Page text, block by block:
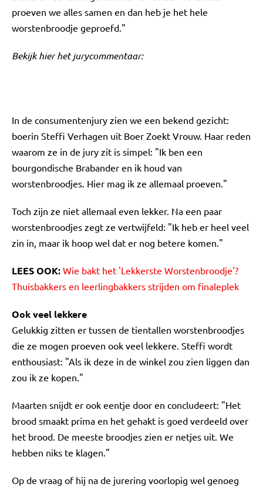
proeven we alles samen en dan heb je het hele
worstenbroodje geproefd."
Bekijk hier het jurycommentaar:
In de consumentenjury zien we een bekend gezicht:
boerin Steffi Verhagen uit Boer Zoekt Vrouw. Haar reden
waarom ze in de jury zit is simpel: "Ik ben een
bourgondische Brabander en ik houd van
worstenbroodjes. Hier mag ik ze allemaal proeven."
Toch zijn ze niet allemaal even lekker. Na een paar
worstenbroodjes zegt ze vertwijfeld: "Ik heb er heel veel
zin in, maar ik hoop wel dat er nog betere komen."
LEES OOK: Wie bakt het 'Lekkerste Worstenbroodje'?
Thuisbakkers en leerlingbakkers strijden om finaleplek
Ook veel lekkere
Gelukkig zitten er tussen de tientallen worstenbroodjes
die ze mogen proeven ook veel lekkere. Steffi wordt
enthousiast: "Als ik deze in de winkel zou zien liggen dan
zou ik ze kopen."
Maarten snijdt er ook eentje door en concludeert: "Het
brood smaakt prima en het gehakt is goed verdeeld over
het brood. De meeste broodjes zien er netjes uit. We
hebben niks te klagen."
Op de vraag of hij na de jurering voorlopig wel genoeg